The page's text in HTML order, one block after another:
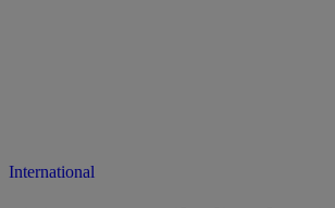
International